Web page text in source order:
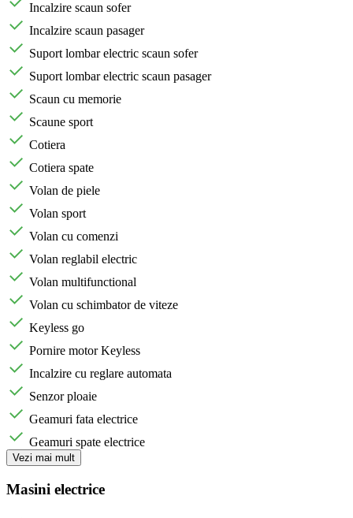
Incalzire scaun sofer
Incalzire scaun pasager
Suport lombar electric scaun sofer
Suport lombar electric scaun pasager
Scaun cu memorie
Scaune sport
Cotiera
Cotiera spate
Volan de piele
Volan sport
Volan cu comenzi
Volan reglabil electric
Volan multifunctional
Volan cu schimbator de viteze
Keyless go
Pornire motor Keyless
Incalzire cu reglare automata
Senzor ploaie
Geamuri fata electrice
Geamuri spate electrice
Vezi mai mult
Masini electrice